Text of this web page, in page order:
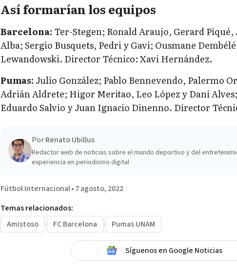
Así formarían los equipos
Barcelona: Ter-Stegen; Ronald Araujo, Gerard
Alba; Sergio Busquets, Pedri y Gavi; Ousmane
Lewandowski. Director Técnico: Xavi Hernández.
Pumas: Julio González; Pablo Bennevendo, Palermo
Adrián Aldrete; Higor Meritao, Leo López y Dani
Eduardo Salvio y Juan Ignacio Dinenno. Director
PorRenato Ubillus
Redactor web de noticias sobre el mundo deportivo y del
experiencia en periodismo digital
Fútbol Internacional•7 agosto, 2022
Temas relacionados:
Amistoso
· FC Barcelona · Pumas UNAM
Síguenos en Google Noticias